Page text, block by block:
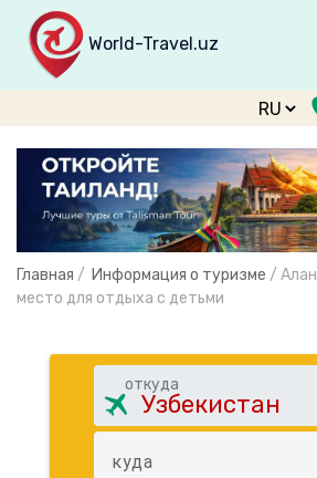
World-Travel.uz
Главная
Направления
Туры
Тур. фирмы
Табло прилета
О туризме
Главная / Информация о туризме /
место для отдыха с детьми
откуда
куда